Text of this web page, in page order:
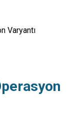
Varyantı